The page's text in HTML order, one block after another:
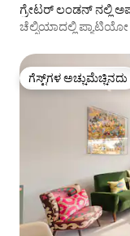
ಗ್ರೇಟರ್ ಲಂಡನ್ ನಲ್ಲಿ
ಚೆಲ್ಸಿಯಾದಲ್ಲಿ
ಗೆಸ್ಟ್‌ಗಳ ಅಚ್ಚುಮೆಚ್ಚಿನದು
ಗೆಸ್ಟ್‌ಗಳ ಅಚ್ಚುಮೆಚ್ಚಿನದು